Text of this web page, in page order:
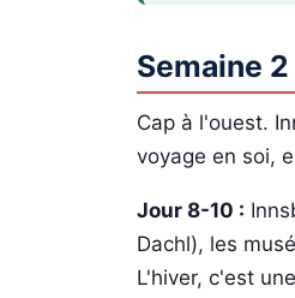
Semaine
Cap à l'ouest.
voyage en soi,
Jour 8-10 :
Dachl), les
L'hiver, c'est